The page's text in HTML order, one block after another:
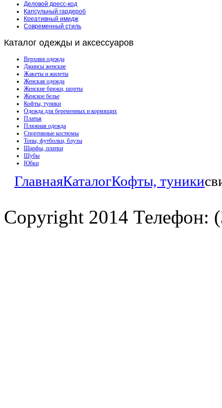
Деловой дресс-код
Капсульный гардероб
Креативный имидж
Современный стиль
Каталог одежды и аксессуаров
Верхняя одежда
Джинсы женские
Жакеты и жилеты
Женская одежда
Женские брюки, шорты
Женское белье
Кофты, туники
Одежда для беременных и кормящих
Платья
Пляжная одежда
Спортивные костюмы
Топы, футболки, блузы
Шарфы, платки
Шубы
Юбки
ГлавнаяКаталогКофты, туники
Copyright 2014 Телефон: